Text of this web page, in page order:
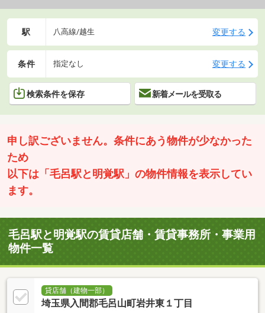
駅 八高線/越生 変更する
条件 指定なし 変更する
検索条件を保存 新着メールを受取る
申し訳ございません。条件にあう物件が少なかった
ため
以下は「毛呂駅と明覚駅」の物件情報を表示してい
ます。
毛呂駅と明覚駅の賃貸店舗・賃貸事務所・事業用
物件一覧
貸店舗（建物一部）
埼玉県入間郡毛呂山町岩井東１丁目